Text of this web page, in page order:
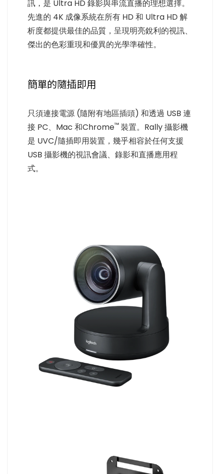
訊，是 Ultra HD 錄影與串流直播的理想選擇。
先進的 4K 成像系統在所有 HD 和 Ultra HD 解
析度都提供最佳的品質，呈現明亮銳利的視訊、
傑出的色彩重現和優異的光學準確性。
簡單的隨插即用
只須連接電源 (隨附有地區插頭) 和透過 USB 連
接 PC、Mac 和Chrome™ 裝置。Rally 攝影機
是 UVC/隨插即用裝置，幾乎相容於任何支援
USB 攝影機的視訊會議、錄影和直播應用程
式。